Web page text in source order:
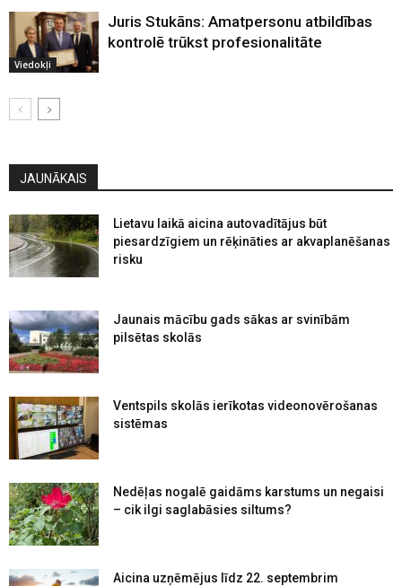
Viedokļi
Juris Stukāns: Amatpersonu atbildības
kontrolē trūkst profesionalitāte
JAUNĀKAIS
Lietavu laikā aicina autovadītājus būt
piesardzīgiem un rēķināties ar akvaplanēšanas
risku
Jaunais mācību gads sākas ar svinībām
pilsētas skolās
Ventspils skolās ierīkotas videonovērošanas
sistēmas
Nedēļas nogalē gaidāms karstums un negaisi
– cik ilgi saglabāsies siltums?
Aicina uzņēmējus līdz 22. septembrim